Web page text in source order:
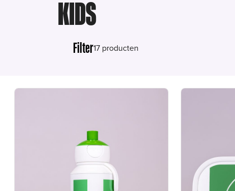
KIDS
Filter17 producten